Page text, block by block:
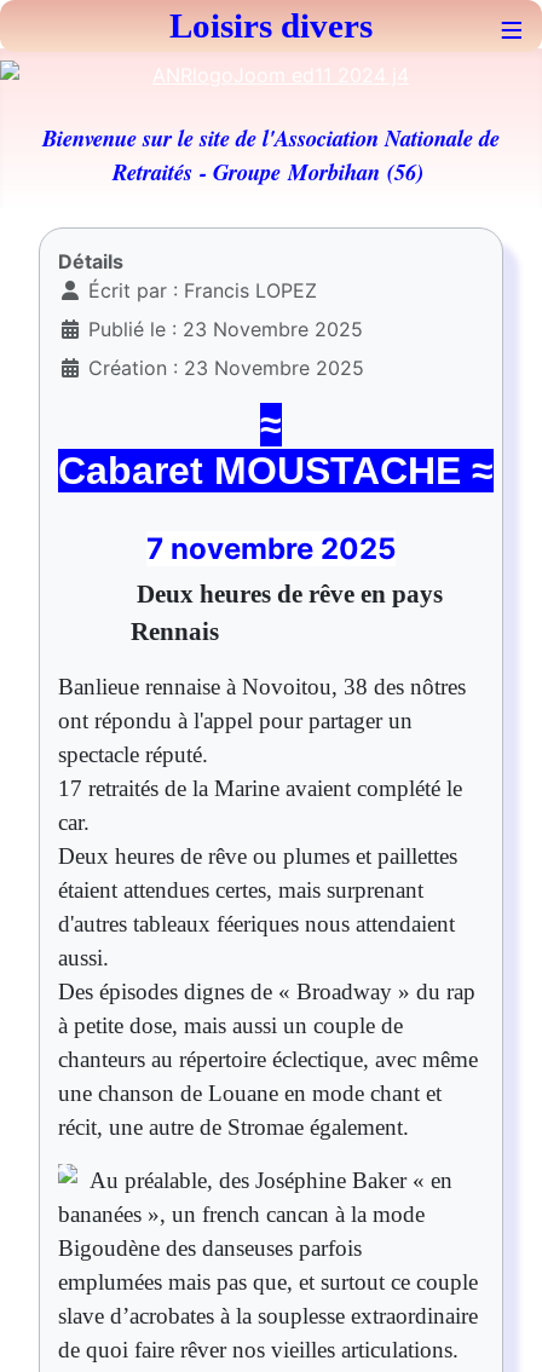
Bienvenue sur le site de l'Association Nationale de
Retraités - Groupe Morbihan (56)
Détails
Écrit par : Francis LOPEZ
Publié le : 23 Novembre 2025
Création : 23 Novembre 2025
≈
Cabaret MOUSTACHE ≈
7 novembre 2025
Deux heures de rêve en pays
Rennais
Banlieue rennaise à Novoitou, 38 des nôtres
ont répondu à l'appel pour partager un
spectacle réputé.
17 retraités de la Marine avaient complété le
car.
Deux heures de rêve ou plumes et paillettes
étaient attendues certes, mais surprenant
d'autres tableaux féeriques nous attendaient
aussi.
Des épisodes dignes de « Broadway » du rap
à petite dose, mais aussi un couple de
chanteurs au répertoire éclectique, avec même
une chanson de Louane en mode chant et
récit, une autre de Stromae également.
Au préalable, des Joséphine Baker « en
bananées », un french cancan à la mode
Bigoudène des danseuses parfois
emplumées mais pas que, et surtout ce couple
slave d’acrobates à la souplesse extraordinaire
de quoi faire rêver nos vieilles articulations.
Loisirs divers ≡